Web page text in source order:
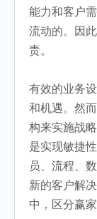
能力和客户
流动的。因
责。
有效的业务
和机遇。然
构来实施战
是实现敏捷
员、流程、
新的客户解
中，区分赢